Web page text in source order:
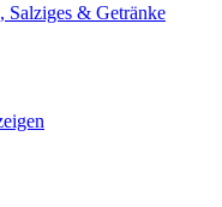
Salziges & Getränke